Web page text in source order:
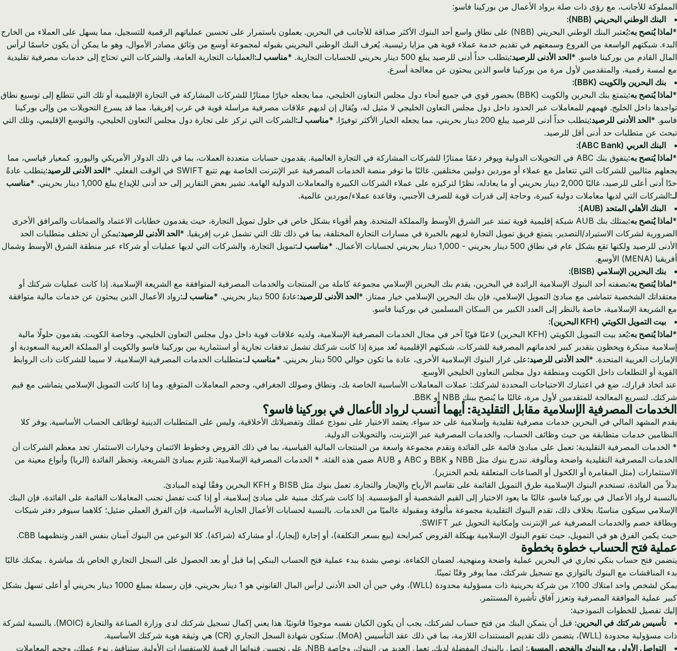
المملوكة للأجانب، مع رؤى ذات صلة برواد الأعمال من بوركينا فاسو:
البنك الوطني البحريني (NBB):
*لماذا يُنصح به:
يُعتبر البنك الوطني البحريني (NBB) على نطاق واسع أحد البنوك الأكثر صداقة للأجانب في البحرين. يعملون باستمرار على تحسين عملياتهم الرقمية للتسجيل، مما يسهل على العملاء من الخارج
البدء. شبكتهم الواسعة من الفروع وسمعتهم في تقديم خدمة عملاء قوية هي مزايا رئيسية. يُعرف البنك الوطني البحريني بقبوله لمجموعة أوسع من وثائق مصادر الأموال، وهو ما يمكن أن يكون حاسمًا لرأس
المال القادم من بوركينا فاسو. *الحد الأدنى للرصيد:يتطلب حداً أدنى للرصيد يبلغ 500 دينار بحريني للحسابات التجارية. * مناسب لـ:العمليات التجارية العامة، والشركات التي تحتاج إلى خدمات مصرفية تقليدية
مع لمسة رقمية، والمتقدمين لأول مرة من بوركينا فاسو الذين يبحثون عن معالجة أسرع.
بنك البحرين والكويت (BBK):
*لماذا يُنصح به:
يتمتع بنك البحرين والكويت (BBK) بحضور قوي في جميع أنحاء دول مجلس التعاون الخليجي، مما يجعله خيارًا ممتازًا للشركات المشاركة في التجارة الإقليمية أو تلك التي تتطلع إلى توسيع نطاق
تواجدها داخل الخليج. فهمهم للمعاملات عبر الحدود داخل دول مجلس التعاون الخليجي لا مثيل له، ويُقال إن لديهم علاقات مصرفية مراسلة قوية في غرب إفريقيا، مما قد يسرع التحويلات من وإلى بوركينا
فاسو. *الحد الأدنى للرصيد:يتطلب حداً أدنى للرصيد يبلغ 200 دينار بحريني، مما يجعله الخيار الأكثر توفيرًا. * مناسب لـ:الشركات التي تركز على تجارة دول مجلس التعاون الخليجي، والتوسع الإقليمي، وتلك التي
تبحث عن متطلبات حد أدنى أقل للرصيد.
البنك العربي (ABC Bank):
*لماذا يُنصح به:
يتفوق بنك ABC في التحويلات الدولية ويوفر دعمًا ممتازًا للشركات المشاركة في التجارة العالمية. يقدمون حسابات متعددة العملات، بما في ذلك الدولار الأمريكي واليورو، كمعيار قياسي، مما
يجعلهم مثاليين للشركات التي تتعامل مع عملاء أو موردين دوليين مختلفين. غالبًا ما توفر منصة الخدمات المصرفية عبر الإنترنت الخاصة بهم تتبع SWIFT في الوقت الفعلي. *
الحد الأدنى للرصيد:يتطلب عادةً
حدًا أدنى أعلى للرصيد، غالبًا 2,000 دينار بحريني أو ما يعادله، نظرًا لتركيزه على عملاء الشركات الكبيرة والمعاملات الدولية الهامة. تشير بعض التقارير إلى حد أدنى للإيداع يبلغ 1,000 دينار بحريني. *
مناسب
لـ:الشركات التي لديها معاملات دولية كبيرة، وحاجة إلى قدرات قوية للصرف الأجنبي، وقاعدة عملاء/موردين عالمية.
البنك الأهلي المتحد (AUB):
*لماذا يُنصح به:
يمتلك بنك AUB شبكة إقليمية قوية تمتد عبر الشرق الأوسط والمملكة المتحدة. وهم أقوياء بشكل خاص في حلول تمويل التجارة، حيث يقدمون خطابات الاعتماد والضمانات والمرافق الأخرى
الضرورية لشركات الاستيراد/التصدير. يتمتع فريق تمويل التجارة لديهم بالخبرة في مسارات التجارة المختلفة، بما في ذلك تلك التي تشمل غرب إفريقيا. *الحد الأدنى للرصيد:يمكن أن تختلف متطلبات الحد
الأدنى للرصيد ولكنها تقع بشكل عام في نطاق 500 دينار بحريني - 1,000 دينار بحريني لحسابات الأعمال. *
مناسب لـ:تمويل التجارة، والشركات التي لديها عمليات أو شركاء عبر منطقة الشرق الأوسط وشمال
أفريقيا (MENA) الأوسع.
بنك البحرين الإسلامي (BISB):
*لماذا يُنصح به:بصفته أحد البنوك الإسلامية الرائدة في البحرين، يقدم بنك البحرين الإسلامي مجموعة كاملة من المنتجات والخدمات المصرفية المتوافقة مع الشريعة الإسلامية. إذا كانت عمليات شركتك أو
معتقداتك الشخصية تتماشى مع مبادئ التمويل الإسلامي، فإن بنك البحرين الإسلامي خيار ممتاز. *الحد الأدنى للرصيد:عادةً 500 دينار بحريني. * مناسب لـ:رواد الأعمال الذين يبحثون عن خدمات مالية متوافقة
مع الشريعة الإسلامية، خاصة بالنظر إلى العدد الكبير من السكان المسلمين في بوركينا فاسو.
بيت التمويل الكويتي (KFH البحرين):
*لماذا يُنصح به:
يُعد بيت التمويل الكويتي (KFH البحرين) لاعبًا قويًا آخر في مجال الخدمات المصرفية الإسلامية، ولديه علاقات قوية داخل دول مجلس التعاون الخليجي، وخاصة الكويت. يقدمون حلولًا مالية
إسلامية مبتكرة ويحظون بتقدير كبير لخدماتهم المصرفية للشركات. شبكتهم الإقليمية تُعد ميزة إذا كانت شركتك تشمل تدفقات تجارية أو استثمارية بين بوركينا فاسو والكويت أو المملكة العربية السعودية أو
الإمارات العربية المتحدة. *الحد الأدنى للرصيد:على غرار البنوك الإسلامية الأخرى، عادة ما تكون حوالي 500 دينار بحريني. * مناسب لـ:متطلبات الخدمات المصرفية الإسلامية، لا سيما للشركات ذات الروابط
القوية أو التطلعات داخل الكويت ومنطقة دول مجلس التعاون الخليجي الأوسع.
عند اتخاذ قرارك، ضع في اعتبارك الاحتياجات المحددة لشركتك: عملات المعاملات الأساسية الخاصة بك، ونطاق وصولك الجغرافي، وحجم المعاملات المتوقع، وما إذا كانت التمويل الإسلامي يتماشى مع قيم
شركتك. لتسريع المعالجة للمتقدمين لأول مرة، غالبًا ما يُنصح ببنك NBB أو BBK.
الخدمات المصرفية الإسلامية مقابل التقليدية: أيهما أنسب لرواد الأعمال في بوركينا فاسو؟
يقدم المشهد المالي في البحرين خدمات مصرفية تقليدية وإسلامية على حد سواء. يعتمد الاختيار على نموذج عملك وتفضيلاتك الأخلاقية، وليس على المتطلبات الدينية لوظائف الحساب الأساسية. يوفر كلا
النظامين خدمات متطابقة من حيث وظائف الحساب، والخدمات المصرفية عبر الإنترنت، والتحويلات الدولية.
* الخدمات المصرفية التقليدية: تعمل على مبادئ قائمة على الفائدة وتقدم مجموعة واسعة من المنتجات المالية القياسية، بما في ذلك القروض وخطوط الائتمان وخيارات الاستثمار. تجد معظم الشركات أن
الخدمات المصرفية التقليدية واضحة ومألوفة. تندرج بنوك مثل NBB و BBK و ABC و AUB ضمن هذه الفئة. * الخدمات المصرفية الإسلامية: تلتزم بمبادئ الشريعة، وتحظر الفائدة (الربا) وأنواع معينة من
الاستثمارات (مثل المقامرة أو الكحول أو الصناعات المتعلقة بلحم الخنزير).
بدلاً من الفائدة، تستخدم البنوك الإسلامية طرق التمويل القائمة على تقاسم الأرباح والإيجار والتجارة. تعمل بنوك مثل BISB و KFH البحرين وفقًا لهذه المبادئ.
بالنسبة لرواد الأعمال في بوركينا فاسو، غالبًا ما يعود الاختيار إلى القيم الشخصية أو المؤسسية. إذا كانت شركتك مبنية على مبادئ إسلامية، أو إذا كنت تفضل تجنب المعاملات القائمة على الفائدة، فإن البنك
الإسلامي سيكون مناسبًا. بخلاف ذلك، تقدم البنوك التقليدية مجموعة مألوفة ومقبولة عالميًا من الخدمات. بالنسبة لحسابات الأعمال الجارية الأساسية، فإن الفرق العملي ضئيل؛ كلاهما سيوفر دفتر شيكات
وبطاقة خصم والخدمات المصرفية عبر الإنترنت وإمكانية التحويل عبر SWIFT.
حيث يكمن الفرق هو في التمويل، حيث تقوم البنوك الإسلامية بهيكلة القروض كمرابحة (بيع بسعر التكلفة)، أو إجارة (إيجار)، أو مشاركة (شراكة). كلا النوعين من البنوك آمنان بنفس القدر وتنظمهما CBB.
عملية فتح الحساب خطوة بخطوة
يتضمن فتح حساب بنكي تجاري في البحرين عملية واضحة ومنهجية. لضمان الكفاءة، نوصي بشدة ببدء عملية فتح الحساب البنكي إما قبل أو بعد الحصول على السجل التجاري الخاص بك مباشرة . يمكنك غالبًا
بدء المناقشات مع البنوك بالتوازي مع تسجيل شركتك، مما يوفر وقتًا ثمينًا.
يمكن لشخص واحد امتلاك 100٪ من شركة بحرينية ذات مسؤولية محدودة (WLL)، وفي حين أن الحد الأدنى لرأس المال القانوني هو 1 دينار بحريني، فإن رسملة بمبلغ 1000 دينار بحريني أو أعلى تسهل بشكل
كبير عملية الموافقة المصرفية وتعزز آفاق تأشيرة المستثمر.
إليك تفصيل للخطوات النموذجية:
تأسيس شركتك في البحرين:
قبل أن يتمكن البنك من فتح حساب لشركتك، يجب أن يكون الكيان نفسه موجودًا قانونيًا. هذا يعني إكمال تسجيل شركتك لدى وزارة الصناعة والتجارة (MOIC). بالنسبة لشركة
ذات مسؤولية محدودة (WLL)، يتضمن ذلك تقديم المستندات اللازمة، بما في ذلك عقد التأسيس (MoA). ستكون شهادة السجل التجاري (CR) هي وثيقة هوية شركتك الأساسية.
التواصل الأولي مع البنوك والفحص المسبق:
اتصل بالبنوك المفضلة لديك. تعمل العديد من البنوك، وخاصة NBB، على تحسين قنواتها الرقمية للاستفسارات الأولية. ستناقش نوع عملك، وحجم المعاملات